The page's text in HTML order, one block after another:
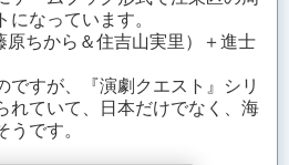
なっています。
ちから＆住吉山実里）＋進士
ですが、『演劇クエスト』シリ
れていて、日本だけでなく、海
です。